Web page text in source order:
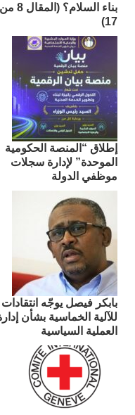
بناء السلام؟ (المقال 8 من
17)
إطلاق “المنصة الحكومية
الموحدة” لإدارة سجلات
موظفي الدولة
بابكر فيصل يوجّه انتقادات
للآلية الخماسية بشأن
العملية السياسية